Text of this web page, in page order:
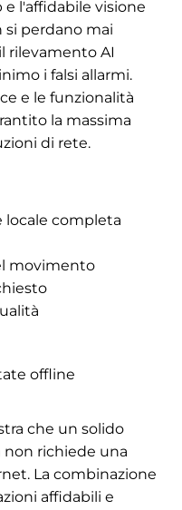
e l'affidabile visione
si perdano mai
rilevamento AI
i falsi allarmi.
e le funzionalità
la massima
di rete.
locale completa
movimento
offline
che un solido
non richiede una
La combinazione
affidabili e